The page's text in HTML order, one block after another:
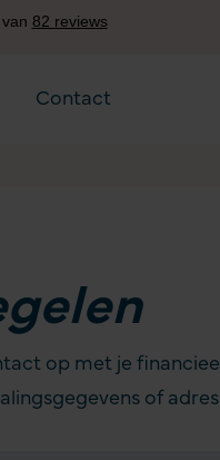
Contact
op met je financieel
of adres